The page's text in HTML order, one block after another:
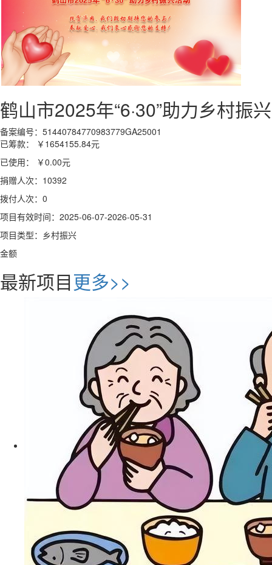
鹤山市2025年“6·30”助力乡村振
备案编号：51440784770983779GA25001
已筹款：
￥1654155.84元
已使用：
￥0.00元
捐赠人次：10392
拨付人次：0
项目有效时间：2025-06-07-2026-05-31
项目类型：乡村振兴
金额
最新项目更多>>